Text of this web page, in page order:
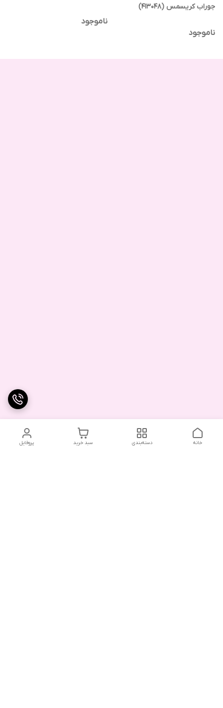
جوراب کریسمس (413048)
ناموجود
ناموجود
پروفایل سبد خرید دسته‌بندی خانه